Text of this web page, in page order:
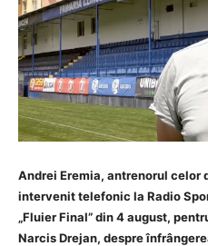
Andrei Eremia, antrenorul celor
intervenit telefonic la Radio
„Fluier Final” din 4 august,
Narcis Drejan, despre